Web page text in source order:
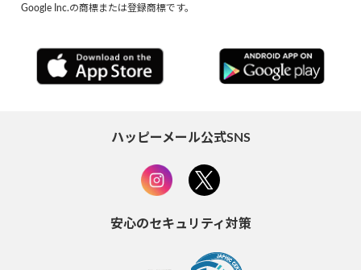
Google Inc.の商標または登録商標です。
ハッピーメール公式SNS
安心のセキュリティ対策